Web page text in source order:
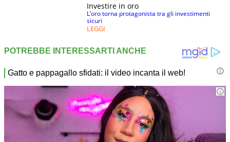
Investire in oro
L’oro torna protagonista tra gli investimenti
sicuri
LEGGI